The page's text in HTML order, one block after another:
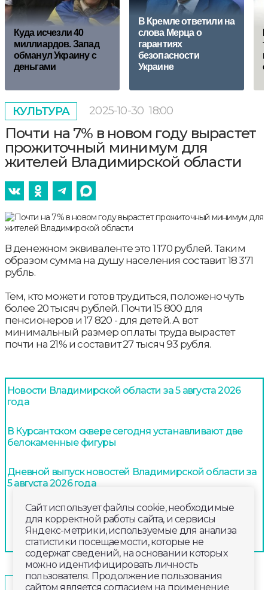
Куда исчезли 40
миллиардов. Запад
обманул Украину с
деньгами
В Кремле ответили на
слова Мерца о
гарантиях
безопасности
Украине
КУЛЬТУРА 2025-10-30 18:00
Почти на 7% в новом году вырастет
прожиточный минимум для
жителей Владимирской области
В денежном эквиваленте это 1 170 рублей. Таким
образом сумма на душу населения составит 18 371
рубль.
Тем, кто может и готов трудиться, положено чуть
более 20 тысяч рублей. Почти 15 800 для
пенсионеров и 17 820 - для детей. А вот
минимальный размер оплаты труда вырастет
почти на 21% и составит 27 тысяч 93 рубля.
Новости Владимирской области за 5 августа 2026
года
В Курсантском сквере сегодня устанавливают две
белокаменные фигуры
Дневной выпуск новостей Владимирской области за
5 августа 2026 года
КУЛЬТУРА 2025-10-30 16:40
Сайт использует файлы cookie, необходимые
для корректной работы сайта, и сервисы
Яндекс-метрики, используемые для анализа
статистики посещаемости, которые не
содержат сведений, на основании которых
можно идентифицировать личность
пользователя. Продолжение пользования
сайтом является согласием на применение